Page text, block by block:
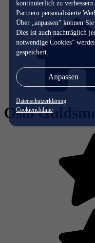
kontinuierlich zu
Partnern personalisierte
Über „anpassen” können
Dies ist auch nachträglich
notwendige Cookies”
gespeichert.
Anpassen
Datenschutzerklärung
Cookierichtlinie
Oslo